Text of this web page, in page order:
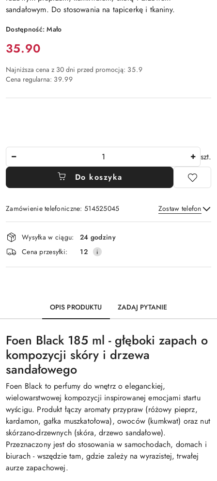
sandałowym. Do stosowania na tapicerkę i tkaniny.
Dostępność:Mało
Cena:
35.90
Najniższa cena z 30 dni przed promocją: 35.9
Cena regularna: 39.99
szt.
Do koszyka
Zamówienie telefoniczne: 514525045 Zostaw telefon
Wyślij
Dostępność
i
dostawa
Wysyłka w ciągu:
24 godziny
Cena przesyłki:
12
OPIS PRODUKTU ZADAJ PYTANIE
Foen Black 185 ml - głęboki zapach o
kompozycji skóry i drzewa
sandałowego
Foen Black to perfumy do wnętrz o eleganckiej,
wielowarstwowej kompozycji inspirowanej emocjami startu
wyścigu. Produkt łączy aromaty przypraw (różowy pieprz,
kardamon, gałka muszkatołowa), owoców (kumkwat) oraz nut
skórzano-drzewnych (skóra, drzewo sandałowe).
Przeznaczony jest do stosowania w samochodach, domach i
biurach - wszędzie tam, gdzie zależy na wyrazistej, trwałej
aurze zapachowej.